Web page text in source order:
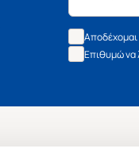
Αποδέχομαι
Επιθυμώ να